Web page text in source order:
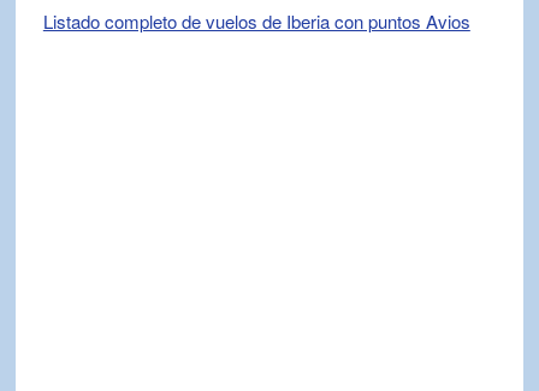
Listado completo de vuelos de Iberia con puntos Avios